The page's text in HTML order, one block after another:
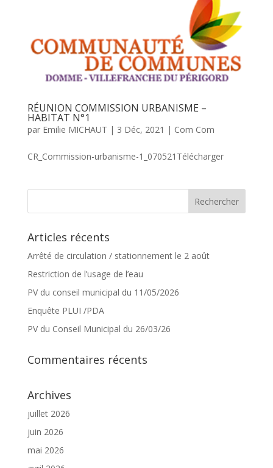
RÉUNION COMMISSION URBANISME –
HABITAT N°1
par Emilie MICHAUT | 3 Déc, 2021 | Com Com
CR_Commission-urbanisme-1_070521Télécharger
Articles récents
Arrêté de circulation / stationnement le 2 août
Restriction de l’usage de l’eau
PV du conseil municipal du 11/05/2026
Enquête PLUI /PDA
PV du Conseil Municipal du 26/03/26
Commentaires récents
Archives
juillet 2026
juin 2026
mai 2026